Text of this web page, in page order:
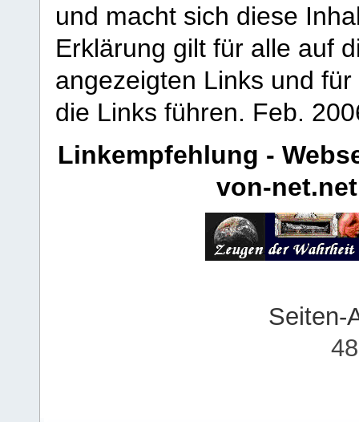
und macht sich diese
Erklärung gilt für alle auf
angezeigten Links und
die Links führen. Feb.
Linkempfehlung -
von-net.net
Seiten-